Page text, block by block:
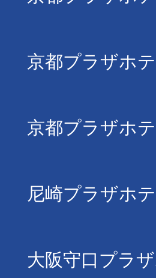
京都プラザホ
京都プラザホ
尼崎プラザホ
大阪守口プラ